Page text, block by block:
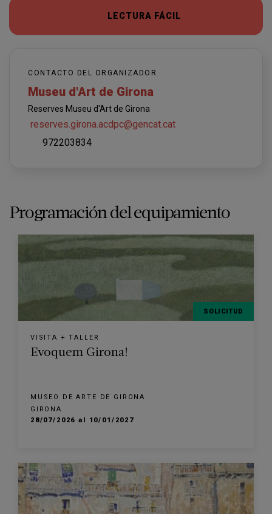
LECTURA FÁCIL
CONTACTO DEL ORGANIZADOR
Museu d'Art de Girona
Reserves Museu d'Art de Girona
reserves.girona.acdpc@gencat.cat
972203834
Programación del equipamiento
SOLICITUD
VISITA + TALLER
Evoquem Girona!
MUSEO DE ARTE DE GIRONA
GIRONA
28/07/2026 al 10/01/2027